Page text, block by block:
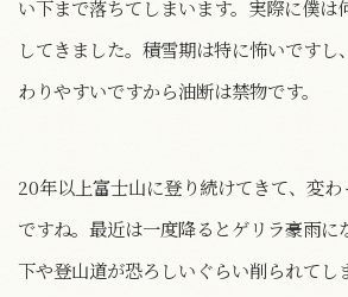
い下まで落ちてしまいます。実際に僕は
してきました。積雪期は特に怖いですし
わりやすいですから油断は禁物です。
20年以上富士山に登り続けてきて、変
ですね。最近は一度降るとゲリラ豪雨に
下や登山道が恐ろしいぐらい削られてし